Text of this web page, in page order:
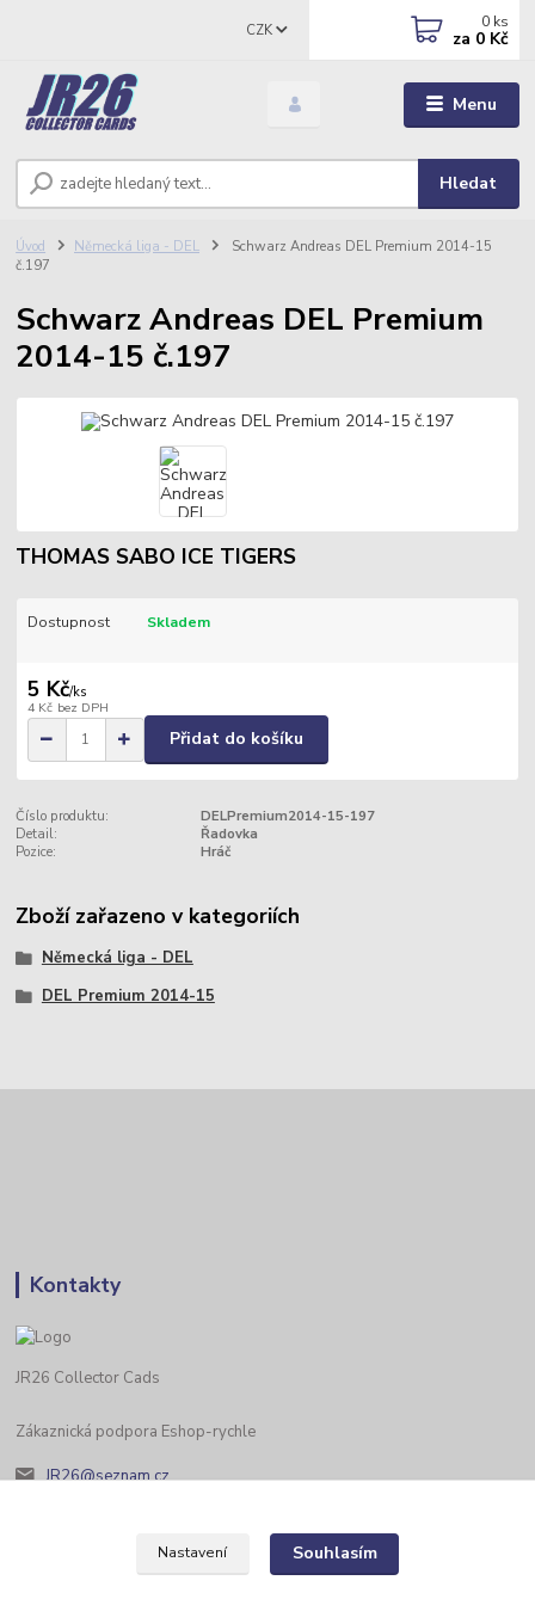
Menu
CZK
Hledat
0 ks
za 0 Kč
Úvod Německá liga - DEL
Schwarz Andreas DEL Premium 2014-15
č.197
Schwarz Andreas DEL Premium
2014-15 č.197
THOMAS SABO ICE TIGERS
Dostupnost Skladem
5 Kč/ks
4 Kč bez DPH
Přidat do košíku
Číslo produktu:
DELPremium2014-15-197
Detail:
Řadovka
Pozice:
Hráč
Zboží zařazeno v kategoriích
Německá liga - DEL
DEL Premium 2014-15
Kontakty
JR26 Collector Cads
Zákaznická podpora Eshop-rychle
JR26@seznam.cz
Nastavení Souhlasím